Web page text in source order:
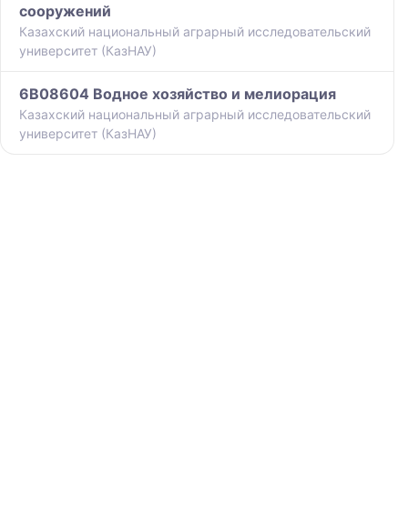
сооружений
Казахский национальный аграрный исследовательский
университет (КазНАУ)
6B08604 Водное хозяйство и мелиорация
Казахский национальный аграрный исследовательский
университет (КазНАУ)